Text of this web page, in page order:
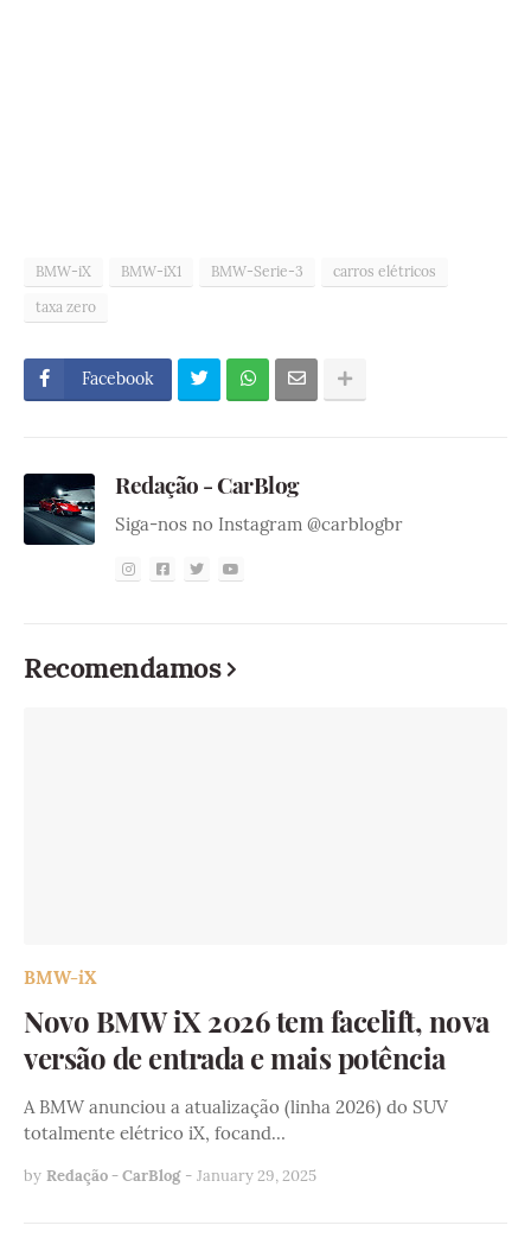
BMW-iX BMW-iX1 BMW-Serie-3
carros elétricos
taxa zero
Facebook
Redação - CarBlog
Siga-nos no Instagram @carblogbr
Recomendamos
BMW-iX
Novo BMW iX 2026 tem facelift, nova
versão de entrada e mais potência
A BMW anunciou a atualização (linha 2026) do SUV
totalmente elétrico iX, focand…
by Redação - CarBlog - January 29, 2025